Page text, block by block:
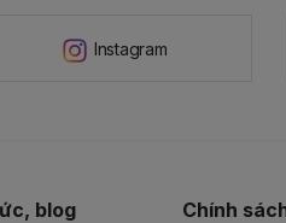
Instagram
blog Chính